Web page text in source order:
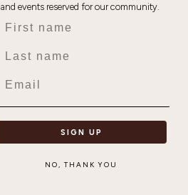
and events reserved for our community.
SIGN UP
NO, THANK YOU